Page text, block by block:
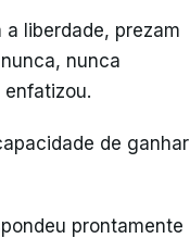
liberdade, prezam
nunca
de ganhar
prontamente